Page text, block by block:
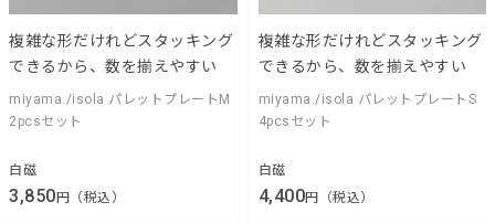
複雑な形だけれどスタッキング
できるから、数を揃えやすい
miyama./isola パレットプレートM
2pcsセット
白磁
3,850円（税込）
複雑な形だけれどスタッキング
できるから、数を揃えやすい
miyama./isola パレットプレートS
4pcsセット
白磁
4,400円（税込）